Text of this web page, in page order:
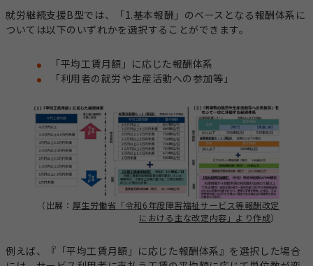
就労継続支援B型では、「1.基本報酬」のベースとなる報酬体系に
ついては以下のいずれかを選択することができます。
「平均工賃月額」に応じた報酬体系
「利用者の就労や生産活動への参加等」
（出展： 厚生労働省「令和6年度障害福祉サービス等報酬改定
における主な改定内容」より作成）
例えば、『「平均工賃月額」に応じた報酬体系』を選択した場合